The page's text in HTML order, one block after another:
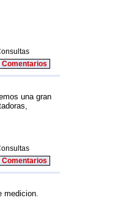
Comentarios
una gran
Comentarios
medicion.